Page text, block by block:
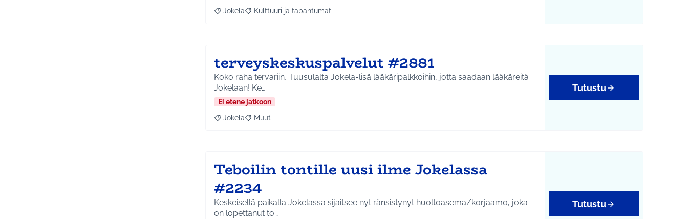
Rajaa tulokset aihepiirin mukaan: Jokela
Jokela Rajaa tulokset teeman mukaan: Kulttuuri ja tapahtumat
Kulttuuri ja tapahtumat
terveyskeskuspalvelut #2881
Koko raha tervariin, Tuusulalta Jokela-lisä lääkäripalkkoihin, jotta saadaan lääkäreitä
Jokelaan! Ke…
Ei etene jatkoon
Rajaa tulokset aihepiirin mukaan: Jokela
Jokela Rajaa tulokset teeman mukaan: Muut
Muut
Tutustu
Teboilin tontille uusi ilme Jokelassa
#2234
Keskeisellä paikalla Jokelassa sijaitsee nyt ränsistynyt huoltoasema/korjaamo, joka
on lopettanut to…
Tutustu